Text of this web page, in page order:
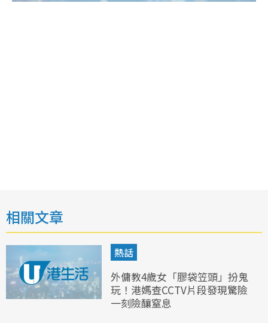
相關文章
熱話
外傭教4歲女「膠袋笠頭」扮鬼
玩！港媽查CCTV片段發現驚險
一刻險釀窒息